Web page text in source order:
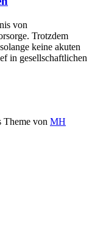
von
Trotzdem
keine akuten
in gesellschaftlichen
von MH